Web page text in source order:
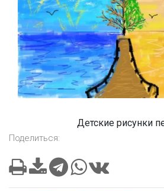
Детские рисунки
Поделиться: